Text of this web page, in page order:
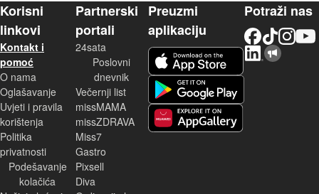
Korisni
linkovi
Kontakt i
pomoć
O nama
Oglašavanje
Uvjeti i pravila
korištenja
Politika
privatnosti
Podešavanje
kolačića
Partnerski
portali
24sata
Poslovni
dnevnik
Večernji list
missMAMA
missZDRAVA
Miss7
Gastro
Pixsell
Diva
Preuzmi
aplikaciju
Potraži nas